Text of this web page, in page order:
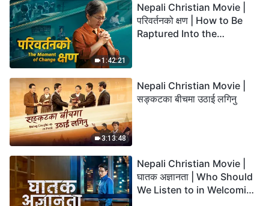
1:42:21
Nepali Christian Movie |
परिवर्तनको क्षण | How to Be
Raptured Into the
3:13:48
Nepali Christian Movie |
सङ्कटका बीचमा उठाई लगिनु
Nepali Christian Movie |
घातक अज्ञानता | Who Should
We Listen to in Welcoming